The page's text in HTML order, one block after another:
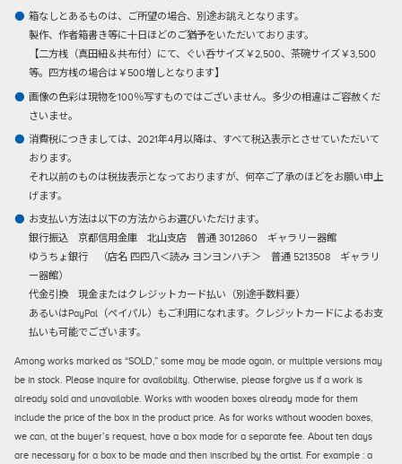
箱なしとあるものは、ご所望の場合、別途お誂えとなります。
製作、作者箱書き等に十日ほどのご猶予をいただいております。
【二方桟（真田紐＆共布付）にて、ぐい呑サイズ￥2,500、茶碗サイズ￥3,500
等。四方桟の場合は￥500増しとなります】
画像の色彩は現物を100％写すものではございません。多少の相違はご容赦くだ
さいませ。
消費税につきましては、2021年4月以降は、すべて税込表示とさせていただいて
おります。
それ以前のものは税抜表示となっておりますが、何卒ご了承のほどをお願い申上
げます。
お支払い方法は以下の方法からお選びいただけます。
銀行振込京都信用金庫 北山支店 普通 3012860 ギャラリー器館
ゆうちょ銀行 （店名 四四八＜読み ヨンヨンハチ＞ 普通 5213508 ギャラリ
ー器館）
代金引換現金またはクレジットカード払い（別途手数料要）
あるいはPayPal（ペイパル）もご利用になれます。クレジットカードによるお支
払いも可能でございます。
Among works marked as “SOLD,” some may be made again, or multiple versions may
be in stock. Please inquire for availability. Otherwise, please forgive us if a work is
already sold and unavailable. Works with wooden boxes already made for them
include the price of the box in the product price. As for works without wooden boxes,
we can, at the buyer’s request, have a box made for a separate fee. About ten days
are necessary for a box to be made and then inscribed by the artist. For example : a